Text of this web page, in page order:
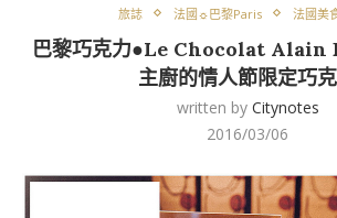
旅誌 法國☼巴黎Paris 法國美
巴黎巧克力●Le Chocolat Alain
主廚的情人節限定巧
written by Citynotes
2016/03/06